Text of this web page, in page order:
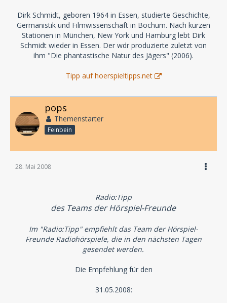
Dirk Schmidt, geboren 1964 in Essen, studierte Geschichte,
Germanistik und Filmwissenschaft in Bochum. Nach kurzen
Stationen in München, New York und Hamburg lebt Dirk
Schmidt wieder in Essen. Der wdr produzierte zuletzt von
ihm "Die phantastische Natur des Jägers" (2006).
Tipp auf hoerspieltipps.net
pops
Themenstarter
Feinbein
28. Mai 2008
Radio:Tipp
des Teams der Hörspiel-Freunde
Im "Radio:Tipp" empfiehlt das Team der Hörspiel-
Freunde Radiohörspiele, die in den nächsten Tagen
gesendet werden.
Die Empfehlung für den
31.05.2008: